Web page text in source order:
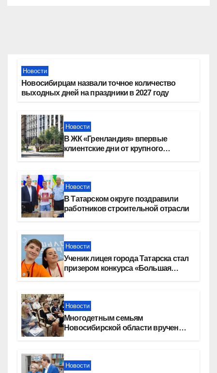
Новости
Новосибирцам назвали точное количество
выходных дней на праздники в 2027 году
Новости
В ЖК «Гренландия» впервые
клиентские дни от крупного
Новости
В Татарском округе поздравили
работников строительной отрасли
Новости
Ученик лицея города Татарска стал
призером конкурса «Большая
Новости
Многодетным семьям
Новосибирской области вручены
Новости